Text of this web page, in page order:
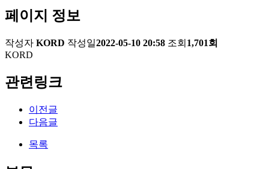
페이지 정보
작성자 KORD 작성일2022-05-10 20:58 조회 1,701회
KORD
관련링크
이전글
다음글
목록